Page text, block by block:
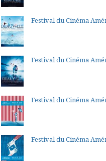
Festival du Cinéma
Festival du Cinéma
Festival du Cinéma
Festival du Cinéma